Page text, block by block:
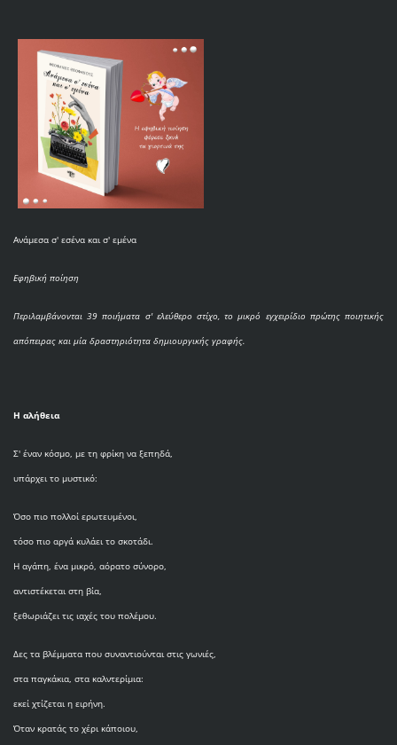
Ανάμεσα σ' εσένα και σ' εμένα
Εφηβική ποίηση
Περιλαμβάνονται 39 ποιήματα σ' ελεύθερο στίχο, το μικρό εγχειρίδιο πρώτης ποιητικής
απόπειρας και μία δραστηριότητα δημιουργικής γραφής.
Η αλήθεια
Σ' έναν κόσμο, με τη φρίκη να ξεπηδά,
υπάρχει το μυστικό:
Όσο πιο πολλοί ερωτευμένοι,
τόσο πιο αργά κυλάει το σκοτάδι.
Η αγάπη, ένα μικρό, αόρατο σύνορο,
αντιστέκεται στη βία,
ξεθωριάζει τις ιαχές του πολέμου.
Δες τα βλέμματα που συναντιούνται στις γωνιές,
στα παγκάκια, στα καλντερίμια:
εκεί χτίζεται η ειρήνη.
Όταν κρατάς το χέρι κάποιου,